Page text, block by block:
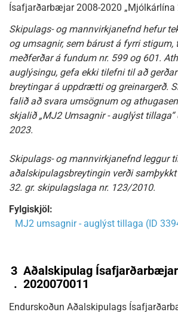
Ísafjarðarbæjar 2008-2020 „Mjólkárlína
Skipulags- og mannvirkjanefnd hefur
og umsagnir, sem bárust á fyrri stigum,
meðferðar á fundum nr. 599 og 601.
auglýsingu, gefa ekki tilefni til að
breytingar á uppdrætti og greinargerð.
falið að svara umsögnum og
skjalið „MJ2 Umsagnir - auglýst
2023.
Skipulags- og mannvirkjanefnd leggur
aðalskipulagsbreytingin verði
32. gr. skipulagslaga nr. 123/2010.
Fylgiskjöl:
MJ2 umsagnir - auglýst tillaga (ID
3
.
Aðalskipulag
2020070011
Endurskoðun Aðalskipulags